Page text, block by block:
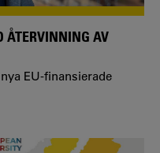
ÅTERVINNING AV
EU-finansierade